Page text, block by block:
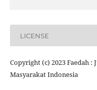
LICENSE
Copyright (c) 2023 Faedah :
Masyarakat Indonesia